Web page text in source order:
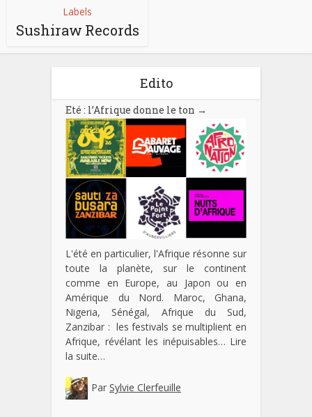
Labels
Sushiraw Records
Edito
Eté : l’Afrique donne le ton →
L'été en particulier, l'Afrique résonne sur
toute la planète, sur le continent
comme en Europe, au Japon ou en
Amérique du Nord. Maroc, Ghana,
Nigeria, Sénégal, Afrique du Sud,
Zanzibar : les festivals se multiplient en
Afrique, révélant les inépuisables… Lire
la suite…
Par Sylvie Clerfeuille